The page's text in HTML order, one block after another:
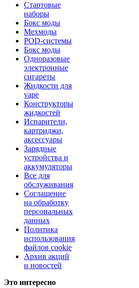
Стартовые
наборы
Бокс моды
Мехмоды
POD-системы
Бокс моды
Одноразовые
электронные
сигареты
Жидкости для
vape
Конструкторы
жидкостей
Испарители,
картриджи,
аксессуары
Зарядные
устройства и
аккумуляторы
Все для
обслуживания
Соглашение
на обработку
персональных
данных
Политика
использования
файлов cookie
Архив акций
и новостей
Это интересно